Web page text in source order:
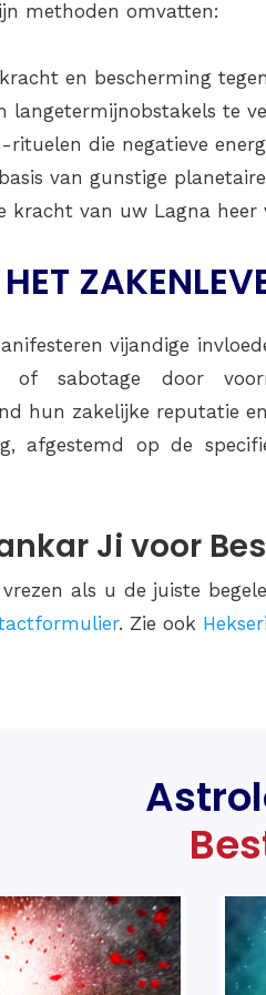
methoden omvatten:
en bescherming
te
rituelen die negatieve
van gunstige
kracht van uw Lagna heer
vijandige
of sabotage door
hun zakelijke reputatie
afgestemd op de
Ji voor
als u de juiste
. Zie ook